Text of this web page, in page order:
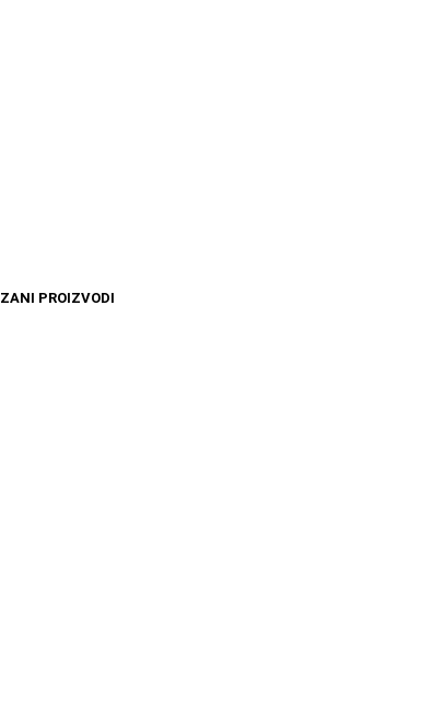
PROIZVODI